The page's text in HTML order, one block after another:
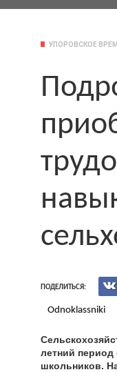
УПОРОВСКОЕ
ПОДЕЛИТЬСЯ:
Odnoklassniki
летний период
школьников.